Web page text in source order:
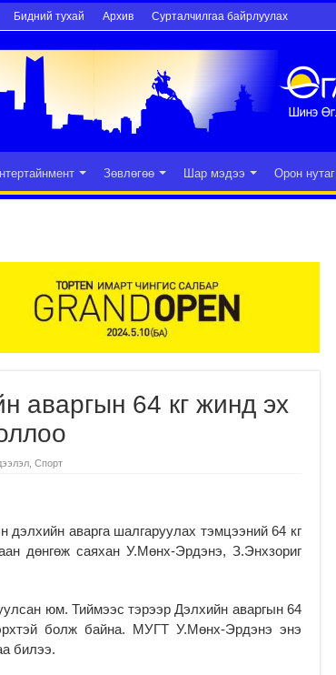
Бидний тухай Архив Сурталчилгаа байрлуулах
Зөвлөгөө Шар мэдээ Орон нутаг
аваргын 64 кг жинд эх
Спорт
аварга шалгаруулах тэмцээний 64 кг
дөнгөж саяхан У.Мөнх-Эрдэнэ, З.Энхзориг
юм. Тиймээс тэрээр Дэлхийн аваргын 64
болж байна. МУГТ У.Мөнх-Эрдэнэ энэ
билээ.